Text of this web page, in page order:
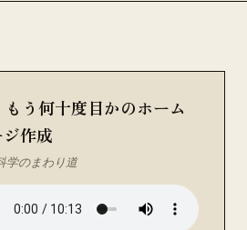
う何十度目かのホーム
作成
学のまわり道